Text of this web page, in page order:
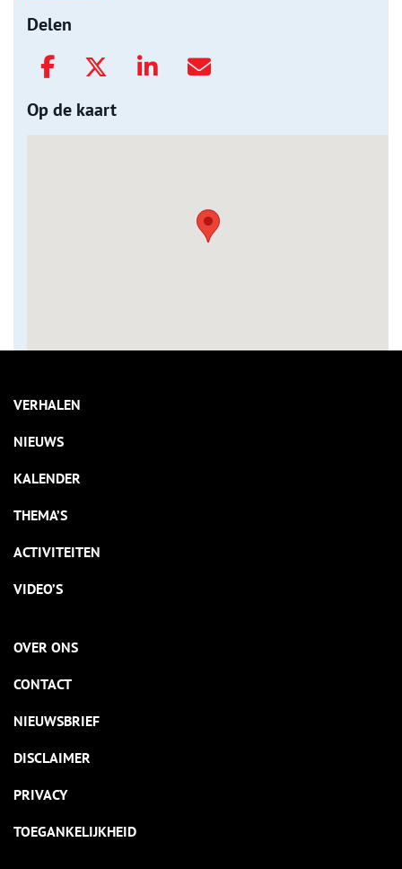
Delen
Op de kaart
VERHALEN
NIEUWS
KALENDER
THEMA’S
ACTIVITEITEN
VIDEO’S
OVER ONS
CONTACT
NIEUWSBRIEF
DISCLAIMER
PRIVACY
TOEGANKELIJKHEID